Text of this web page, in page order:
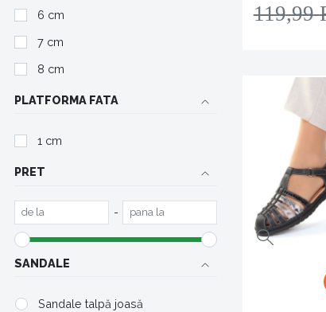
6 cm
7 cm
8 cm
PLATFORMA FATA
1 cm
PRET
-
SANDALE
Sandale talpă joasă
119,99